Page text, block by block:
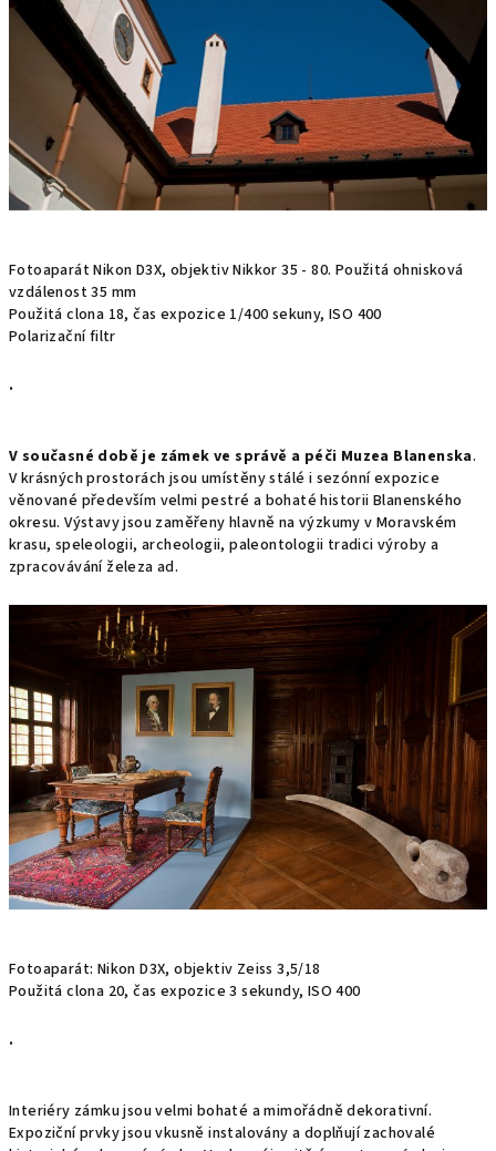
Fotoaparát Nikon D3X, objektiv Nikkor 35 - 80. Použitá ohnisková
vzdálenost 35 mm
Použitá clona 18, čas expozice 1/400 sekuny, ISO 400
Polarizační filtr
.
V současné době je zámek ve správě a péči Muzea Blanenska.
V krásných prostorách jsou umístěny stálé i sezónní expozice
věnované především velmi pestré a bohaté historii Blanenského
okresu. Výstavy jsou zaměřeny hlavně na výzkumy v Moravském
krasu, speleologii, archeologii, paleontologii tradici výroby a
zpracovávání železa ad.
Fotoaparát: Nikon D3X, objektiv Zeiss 3,5/18
Použitá clona 20, čas expozice 3 sekundy, ISO 400
.
Interiéry zámku jsou velmi bohaté a mimořádně dekorativní.
Expoziční prvky jsou vkusně instalovány a doplňují zachovalé